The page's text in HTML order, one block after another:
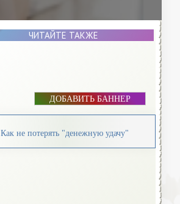
ЧИТАЙТЕ ТАКЖЕ
ДОБАВИТЬ БАННЕР
Как не потерять "денежную удачу"